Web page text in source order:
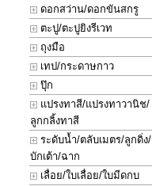
ดอกสว่าน/ดอกขันสกรู
ตะปู/ตะปูยิงรีเวท
ถุงมือ
เทป/กระดาษกาว
ปุ๊ก
แปรงทาสี/แปรงทาวานิช/
ลูกกลิ้งทาสี
ระดับน้ำ/ตลับเมตร/ลูกดิ่ง/
บักเต้า/ฉาก
เลื่อย/ใบเลื่อย/ใบมีดกบ